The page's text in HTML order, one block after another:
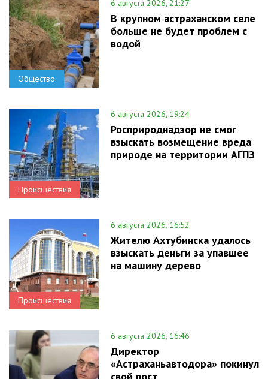
Общество
6 августа 2026, 21:27
В крупном астраханском селе
больше не будет проблем с
водой
Происшествия
6 августа 2026, 19:24
Росприроднадзор не смог
взыскать возмещение вреда
природе на территории АГПЗ
Происшествия
6 августа 2026, 16:52
Жителю Ахтубинска удалось
взыскать деньги за упавшее
на машину дерево
6 августа 2026, 16:46
Директор
«Астраханьавтодора» покинул